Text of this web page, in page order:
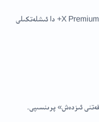
Aurora ماتورى بىلەن رەسىم ھاسىللاش. X Premium+ دا ئىشلەتكىلى